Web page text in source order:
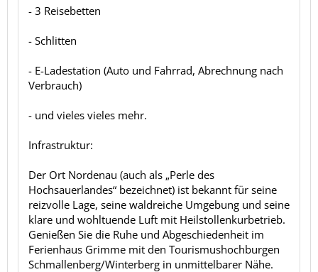
- 3 Reisebetten
- Schlitten
- E-Ladestation (Auto und Fahrrad, Abrechnung nach
Verbrauch)
- und vieles vieles mehr.
Infrastruktur:
Der Ort Nordenau (auch als „Perle des
Hochsauerlandes“ bezeichnet) ist bekannt für seine
reizvolle Lage, seine waldreiche Umgebung und seine
klare und wohltuende Luft mit Heilstollenkurbetrieb.
Genießen Sie die Ruhe und Abgeschiedenheit im
Ferienhaus Grimme mit den Tourismushochburgen
Schmallenberg/Winterberg in unmittelbarer Nähe.